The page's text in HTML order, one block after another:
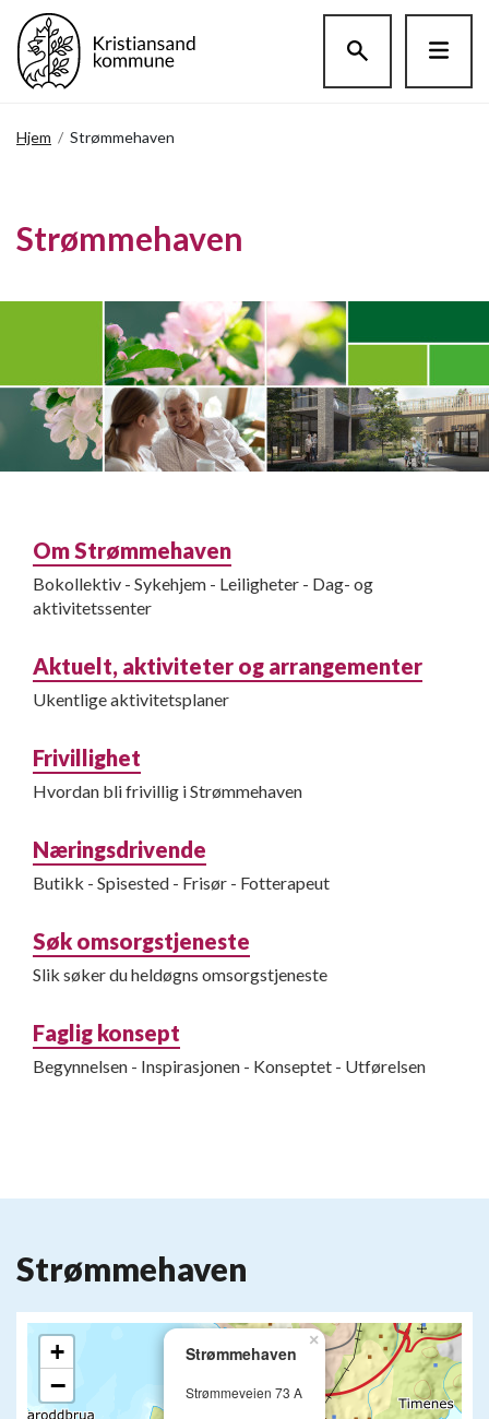
Hjem / Strømmehaven
Strømmehaven
Om Strømmehaven
Bokollektiv - Sykehjem - Leiligheter - Dag- og
aktivitetssenter
Aktuelt, aktiviteter og arrangementer
Ukentlige aktivitetsplaner
Frivillighet
Hvordan bli frivillig i Strømmehaven
Næringsdrivende
Butikk - Spisested - Frisør - Fotterapeut
Søk omsorgstjeneste
Slik søker du heldøgns omsorgstjeneste
Faglig konsept
Begynnelsen - Inspirasjonen - Konseptet - Utførelsen
Strømmehaven
Strømmehaven
Strømmeveien 73 A
×
+
−